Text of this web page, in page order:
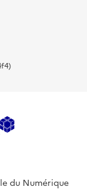
du Numérique